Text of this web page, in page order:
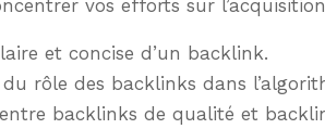
vos efforts sur
et concise d’un backlink.
rôle des backlinks dans
backlinks de qualité et